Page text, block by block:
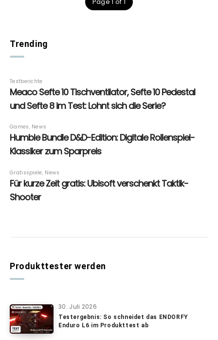
Trending
Produkttester werden
30. Juli 2026
Testergebnis: So schneidet das ENDORFY
Enduro L6 im Produkttest ab